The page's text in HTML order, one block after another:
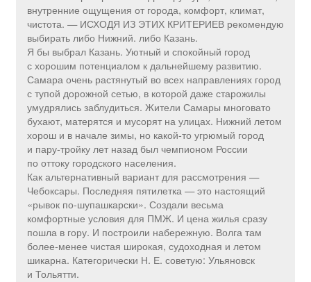
внутренние ощущения от города, комфорт, климат,
чистота. — ИСХОДЯ ИЗ ЭТИХ КРИТЕРИЕВ рекомендую
выбирать либо Нижний. либо Казань.
Я бы выбрал Казань. Уютный и спокойный город
с хорошим потенциалом к дальнейшему развитию.
Самара очень растянутый во всех направлениях город
с тупой дорожной сетью, в которой даже старожилы
умудрялись заблудиться. Жители Самары многовато
бухают, матерятся и мусорят на улицах. Нижний летом
хорош и в начале зимы, но какой-то угрюмый город
и пару-тройку лет назад был чемпионом России
по оттоку городского населения.
Как альтернативный вариант для рассмотрения —
Чебоксары. Последняя пятилетка — это настоящий
«рывок по-шупашкарски». Создали весьма
комфортные условия для ПМЖ. И цена жилья сразу
пошла в гору. И построили набережную. Волга там
более-менее чистая широкая, судоходная и летом
шикарна. Категорически Н. Е. советую: Ульяновск
и Тольятти.